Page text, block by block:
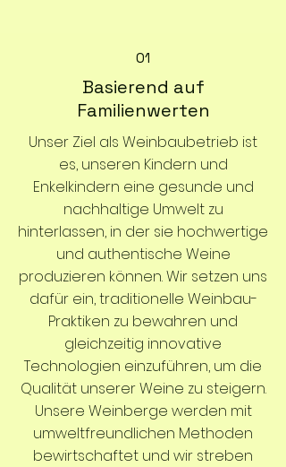
01
Basierend auf
Familienwerten
Unser Ziel als Weinbaubetrieb ist
es, unseren Kindern und
Enkelkindern eine gesunde und
nachhaltige Umwelt zu
hinterlassen, in der sie hochwertige
und authentische Weine
produzieren können. Wir setzen uns
dafür ein, traditionelle Weinbau-
Praktiken zu bewahren und
gleichzeitig innovative
Technologien einzuführen, um die
Qualität unserer Weine zu steigern.
Unsere Weinberge werden mit
umweltfreundlichen Methoden
bewirtschaftet und wir streben